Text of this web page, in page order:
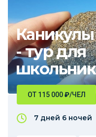
- тур для
ОТ 115 000₽/ЧЕЛ
7 дней 6 ночей